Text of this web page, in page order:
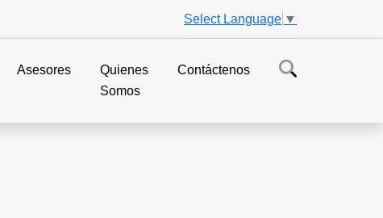
Select Language ▼
Asesores
Quienes
Somos
Contáctenos